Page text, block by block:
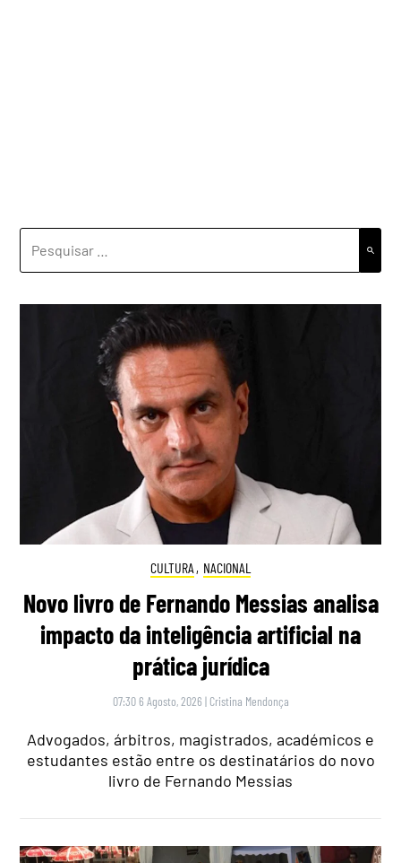
POR:
CULTURA , NACIONAL
Novo livro de Fernando Messias analisa
impacto da inteligência artificial na
prática jurídica
07:30 6 Agosto, 2026 | Cristina Mendonça
Advogados, árbitros, magistrados, académicos e
estudantes estão entre os destinatários do novo
livro de Fernando Messias